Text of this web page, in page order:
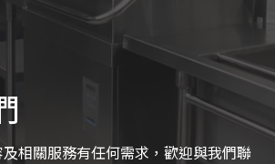
相關服務有任何需求，歡迎與我們聯